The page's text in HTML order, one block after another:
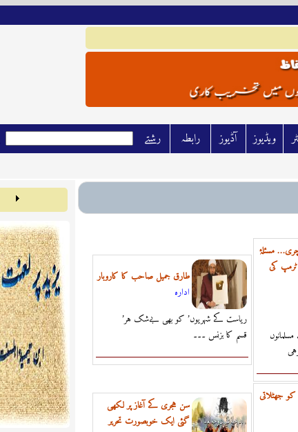
رشتے رابطہ آڈيوز ويڈيوز
طارق جمیل صاحب کا کاروبار
ادارہ
’ریاست کے شہریوں’ کو بھی بےشک ہر
قسم کا بزنس ۔۔۔
مسئلۂ
کی
سن ہجری کے آغاز پر لکھی
گئی ایک خوبصورت تحریر
جھٹلاتی